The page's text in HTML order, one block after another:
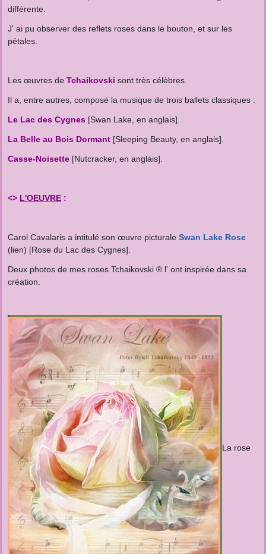
différente.
J' ai pu observer des reflets roses dans le bouton, et sur les
pétales.
Les œuvres de Tchaikovski sont très célèbres.
Il a, entre autres, composé la musique de trois ballets classiques :
Le Lac des Cygnes [Swan Lake, en anglais].
La Belle au Bois Dormant [Sleeping Beauty, en anglais].
Casse-Noisette [Nutcracker, en anglais].
<> L'OEUVRE :
Carol Cavalaris a intitulé son œuvre picturale Swan Lake Rose
(lien) [Rose du Lac des Cygnes].
Deux photos de mes roses Tchaikovski ® l' ont inspirée dans sa
création.
La rose